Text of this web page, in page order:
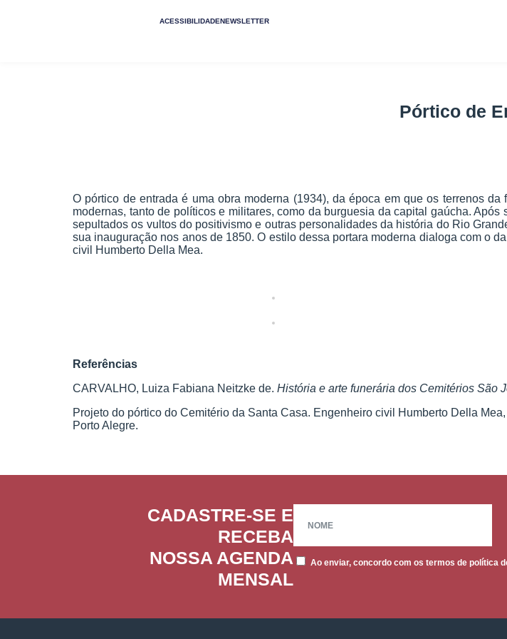
ACESSIBILIDADENEWSLETTER
Pórtico de
O pórtico de entrada é uma obra moderna (1934), da época em que os terrenos
modernas, tanto de políticos e militares, como da burguesia da capital gaúcha.
sepultados os vultos do positivismo e outras personalidades da história do Rio
sua inauguração nos anos de 1850. O estilo dessa portara moderna dialoga com o
civil Humberto Della Mea.
Referências
CARVALHO, Luiza Fabiana Neitzke de. História e arte funerária dos Cemitérios São
Projeto do pórtico do Cemitério da Santa Casa. Engenheiro civil Humberto Della
Porto Alegre.
CADASTRE-SE E
RECEBA
NOSSA AGENDA
MENSAL
Ao enviar, concordo com os termos de política